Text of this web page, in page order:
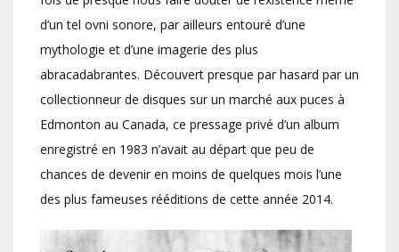
d’un tel ovni sonore, par ailleurs entouré d’une
mythologie et d’une imagerie des plus
abracadabrantes. Découvert presque par hasard par un
collectionneur de disques sur un marché aux puces à
Edmonton au Canada, ce pressage privé d’un album
enregistré en 1983 n’avait au départ que peu de
chances de devenir en moins de quelques mois l’une
des plus fameuses rééditions de cette année 2014.